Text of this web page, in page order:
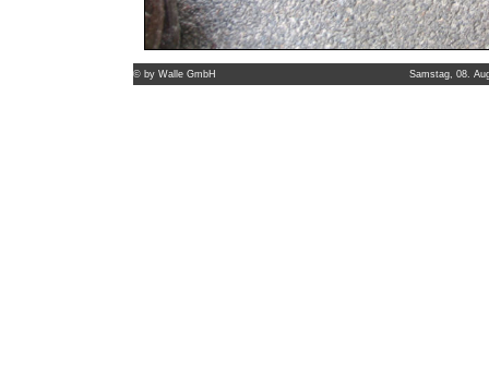
©by Walle GmbH Samstag, 08.